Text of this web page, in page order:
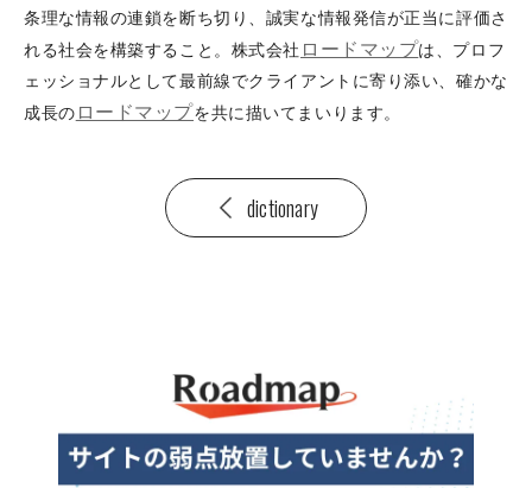
条理な情報の連鎖を断ち切り、誠実な情報発信が正当に評価さ
れる社会を構築すること。株式会社 ロードマップは、プロフ
ェッショナルとして最前線でクライアントに寄り添い、確かな
成長の ロードマップを共に描いてまいります。
dictionary